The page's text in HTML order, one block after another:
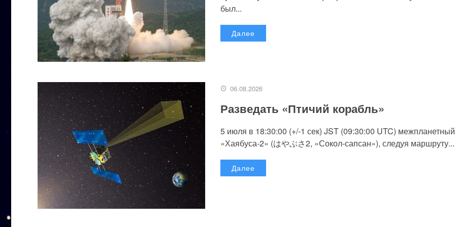
был...
Далее
06.08.2026
Разведать «Птичий корабль»
5 июля в 18:30:00 (+/-1 сек) JST (09:30:00 UTC)
«Хаябуса-2» (はやぶさ2, «Сокол-сапсан»), следуя маршруту...
Далее